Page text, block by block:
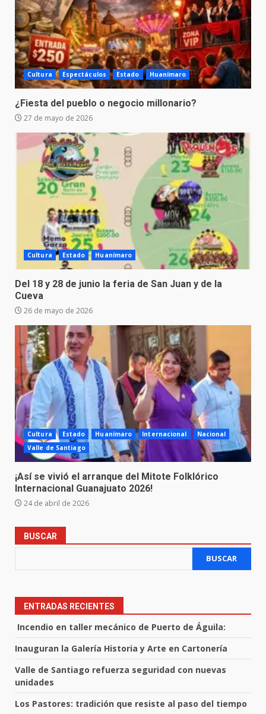
Cultura Espectáculos Estado Huanímaro
¿Fiesta del pueblo o negocio millonario?
27 de mayo de 2026
Cultura Estado Huanímaro
Del 18 y 28 de junio la feria de San Juan y de la
Cueva
26 de mayo de 2026
Cultura Estado Huanímaro Internacional
Nacional
Valle de Santiago
¡Así se vivió el arranque del Mitote Folklórico
Internacional Guanajuato 2026!
24 de abril de 2026
BUSCAR
BUSCAR
ENTRADAS RECIENTES
Incendio en taller mecánico de Puerto de Águila:
Inauguran la Galería Historia y Arte en Cartonería
Valle de Santiago refuerza seguridad con nuevas
unidades
Los Pastores: tradición que resiste al paso del tiempo